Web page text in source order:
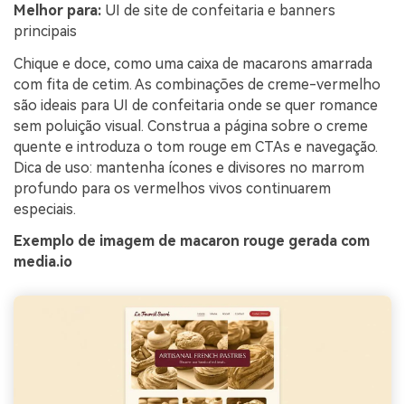
Melhor para: UI de site de confeitaria e banners
principais
Chique e doce, como uma caixa de macarons amarrada
com fita de cetim. As combinações de creme-vermelho
são ideais para UI de confeitaria onde se quer romance
sem poluição visual. Construa a página sobre o creme
quente e introduza o tom rouge em CTAs e navegação.
Dica de uso: mantenha ícones e divisores no marrom
profundo para os vermelhos vivos continuarem
especiais.
Exemplo de imagem de macaron rouge gerada com
media.io